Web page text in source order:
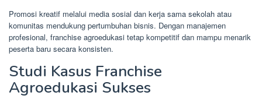
Promosi kreatif melalui media sosial dan kerja sama sekolah atau
komunitas mendukung pertumbuhan bisnis. Dengan manajemen
profesional, franchise agroedukasi tetap kompetitif dan mampu menarik
peserta baru secara konsisten.
Studi Kasus Franchise
Agroedukasi Sukses